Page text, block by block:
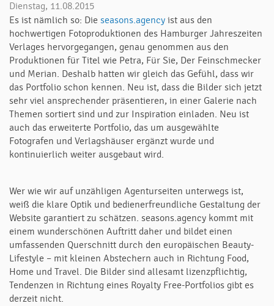
Dienstag, 11.08.2015
Es ist nämlich so: Die seasons.agency ist aus den
hochwertigen Fotoproduktionen des Hamburger Jahreszeiten
Verlages hervorgegangen, genau genommen aus den
Produktionen für Titel wie Petra, Für Sie, Der Feinschmecker
und Merian. Deshalb hatten wir gleich das Gefühl, dass wir
das Portfolio schon kennen. Neu ist, dass die Bilder sich jetzt
sehr viel ansprechender präsentieren, in einer Galerie nach
Themen sortiert sind und zur Inspiration einladen. Neu ist
auch das erweiterte Portfolio, das um ausgewählte
Fotografen und Verlagshäuser ergänzt wurde und
kontinuierlich weiter ausgebaut wird.
Wer wie wir auf unzähligen Agenturseiten unterwegs ist,
weiß die klare Optik und bedienerfreundliche Gestaltung der
Website garantiert zu schätzen. seasons.agency kommt mit
einem wunderschönen Auftritt daher und bildet einen
umfassenden Querschnitt durch den europäischen Beauty-
Lifestyle – mit kleinen Abstechern auch in Richtung Food,
Home und Travel. Die Bilder sind allesamt lizenzpflichtig,
Tendenzen in Richtung eines Royalty Free-Portfolios gibt es
derzeit nicht.